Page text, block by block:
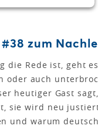
zum
die Rede ist, geht
oder auch
heutiger Gast
sie wird neu
und warum